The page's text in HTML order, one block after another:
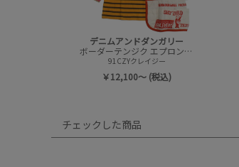
デニムアンドダンガリー
ボーダーテンジク エプロンツキ L/S TEE(8分袖)
91CZYクレイジー
￥12,100～ (税込)
チェックした商品